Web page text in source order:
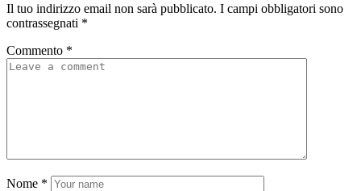
Il tuo indirizzo email non sarà pubblicato. I campi obbligatori sono
contrassegnati *
Commento *
Nome *